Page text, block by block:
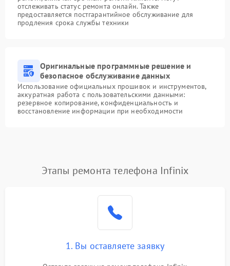
отслеживать статус ремонта онлайн. Также
предоставляется постгарантийное обслуживание для
продления срока службы техники
Оригинальные программные решение и
безопасное обслуживание данных
Использование официальных прошивок и инструментов,
аккуратная работа с пользовательскими данными:
резервное копирование, конфиденциальность и
восстановление информации при необходимости
Этапы ремонта телефона Infinix
1. Вы оставляете заявку